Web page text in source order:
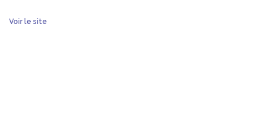
Voir le site